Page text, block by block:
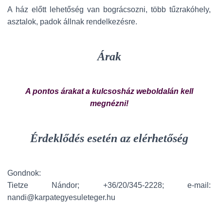
A ház előtt lehetőség van bográcsozni, több tűzrakóhely,
asztalok, padok állnak rendelkezésre.
Árak
A pontos árakat a kulcsosház weboldalán kell
megnézni!
Érdeklődés esetén az elérhetőség
Gondnok:
Tietze Nándor; +36/20/345-2228; e-mail:
nandi@karpategyesuleteger.hu